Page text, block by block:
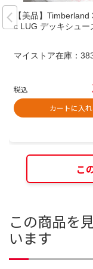
【美品】
c LUG デッキシュー
マイストア在庫：
税込
カートに入
こ
この商品を
います